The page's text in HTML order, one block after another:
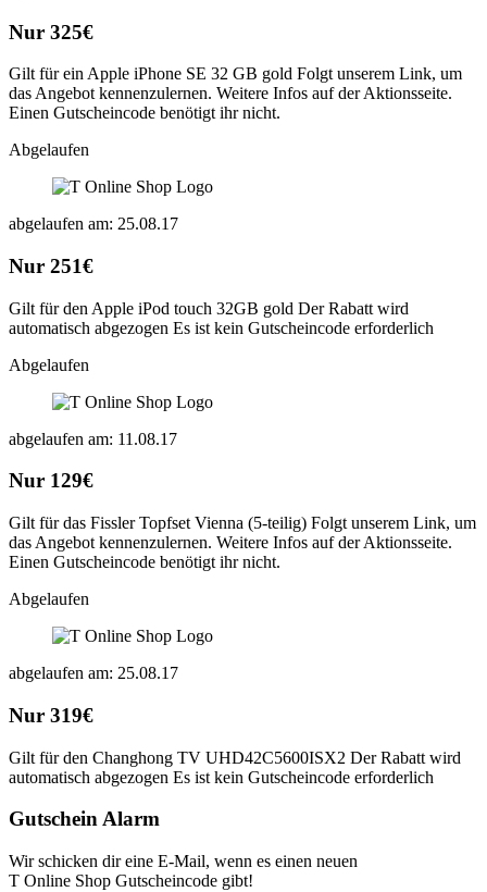
Nur 325€
Gilt für ein Apple iPhone SE 32 GB gold Folgt unserem Link, um
das Angebot kennenzulernen. Weitere Infos auf der Aktionsseite.
Einen Gutscheincode benötigt ihr nicht.
Abgelaufen
abgelaufen am: 25.08.17
Nur 251€
Gilt für den Apple iPod touch 32GB gold Der Rabatt wird
automatisch abgezogen Es ist kein Gutscheincode erforderlich
Abgelaufen
abgelaufen am: 11.08.17
Nur 129€
Gilt für das Fissler Topfset Vienna (5-teilig) Folgt unserem Link, um
das Angebot kennenzulernen. Weitere Infos auf der Aktionsseite.
Einen Gutscheincode benötigt ihr nicht.
Abgelaufen
abgelaufen am: 25.08.17
Nur 319€
Gilt für den Changhong TV UHD42C5600ISX2 Der Rabatt wird
automatisch abgezogen Es ist kein Gutscheincode erforderlich
Gutschein Alarm
Wir schicken dir eine E-Mail, wenn es einen neuen
T Online Shop Gutscheincode gibt!